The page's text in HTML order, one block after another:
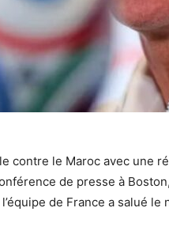
contre le Maroc avec une
de presse à
de France a salué le